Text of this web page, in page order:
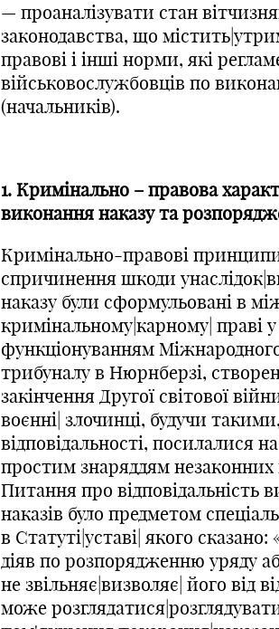
— проаналізувати стан
законодавства, що
правові і інші норми, які
військовослужбовців по
(начальників).
1. Кримінально – правова
виконання наказу та
Кримінально-правові
спричинення шкоди
наказу були сформульовані в
кримінальному|карному| праві
функціонуванням
трибуналу в Нюрнберзі,
закінчення Другої світової
воєнні| злочинці, будучи
відповідальності, посилалися
простим знаряддям незаконних
Питання про відповідальність
наказів було предметом
в Статуті|уставі| якого
діяв по розпорядженню уряду
не звільняє|визволяє| його від
може